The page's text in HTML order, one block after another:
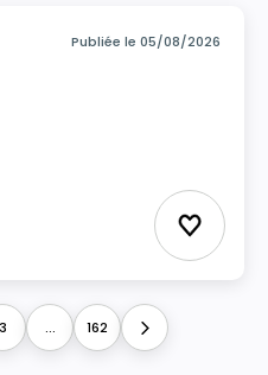
Publiée le 05/08/2026
Ajouter
3 ... 162 Next